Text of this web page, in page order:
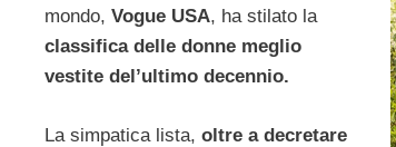
mondo, Vogue USA, ha stilato la
classifica delle donne meglio
vestite del’ultimo decennio.
La simpatica lista, oltre a decretare